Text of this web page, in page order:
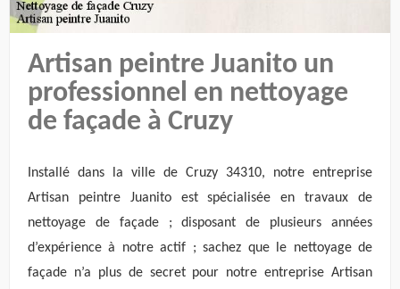
Artisan peintre Juanito un
professionnel en nettoyage
de façade à Cruzy
Installé dans la ville de Cruzy 34310, notre entreprise
Artisan peintre Juanito est spécialisée en travaux de
nettoyage de façade ; disposant de plusieurs années
d’expérience à notre actif ; sachez que le nettoyage de
façade n’a plus de secret pour notre entreprise Artisan